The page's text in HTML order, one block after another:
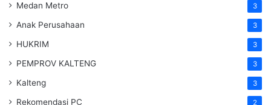
Medan Metro 3
Anak Perusahaan 3
HUKRIM 3
PEMPROV KALTENG 3
Kalteng 3
Rekomendasi PC 2